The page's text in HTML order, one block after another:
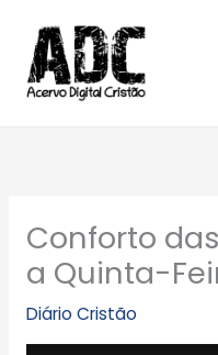
para
conteúdo
Conforto
a Quinta-
Diário Cristão